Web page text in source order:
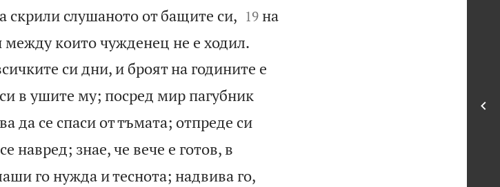
скрили слушаното от бащите си,
19 на
между които чужденец не е ходил.
си дни, и броят на годините е
в ушите му; посред мир пагубник
да се спаси от тъмата; отпреде си
навред; знае, че вече е готов, в
го нужда и теснота; надвива го,